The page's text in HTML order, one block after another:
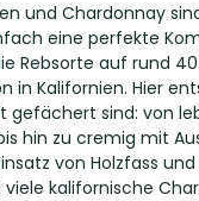
und Chardonnay
eine perfekte
Rebsorte auf rund
in Kalifornien. Hier
gefächert sind: von
hin zu cremig mit
von Holzfass
kalifornische